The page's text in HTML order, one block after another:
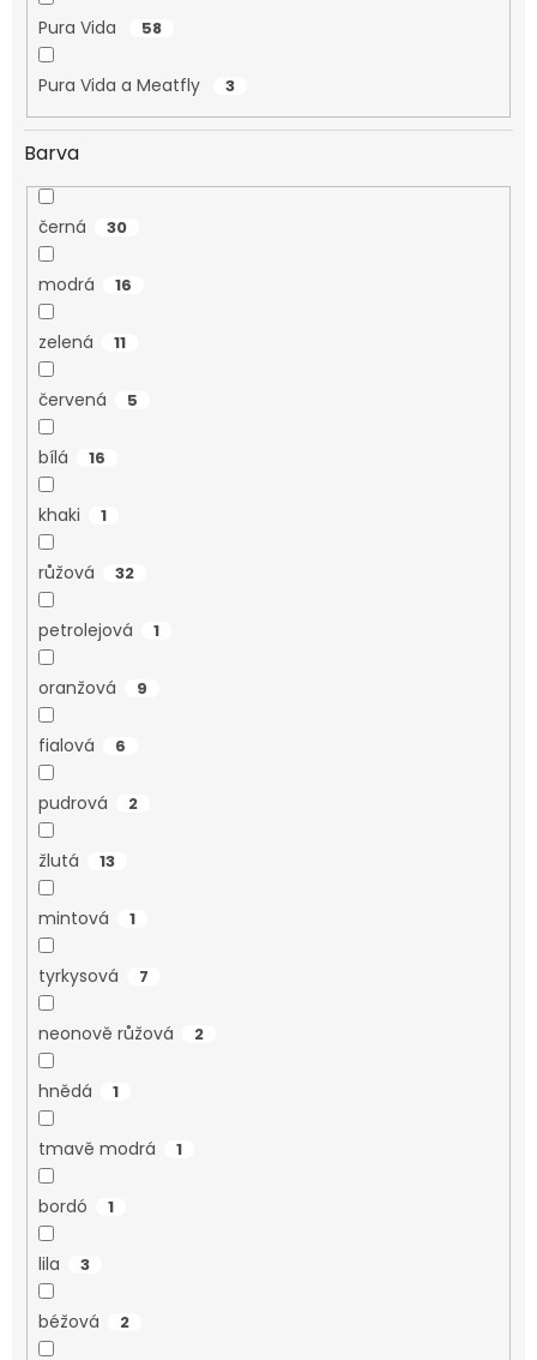
Pura Vida 58
Pura Vida a Meatfly 3
Barva
černá 30
modrá 16
zelená 11
červená 5
bílá 16
khaki 1
růžová 32
petrolejová 1
oranžová 9
fialová 6
pudrová 2
žlutá 13
mintová 1
tyrkysová 7
neonově růžová 2
hnědá 1
tmavě modrá 1
bordó 1
lila 3
béžová 2